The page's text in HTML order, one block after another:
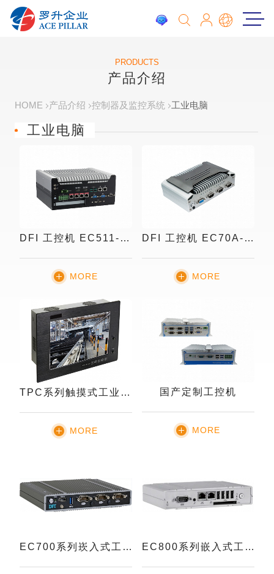
PRODUCTS
产品介绍
HOME 产品介绍 控制器及监控系统 工业电脑
工业电脑
DFI 工控机 EC511-CS
MORE
DFI 工控机 EC70A-TGU
MORE
TPC系列触摸式工业电脑
MORE
国产定制工控机
MORE
EC700系列崁入式工业电脑 EC800系列嵌入式工业电脑